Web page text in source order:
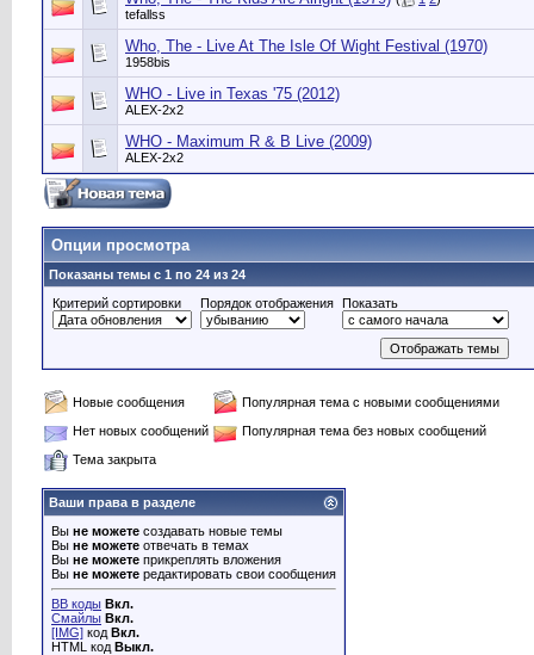
tefallss
Who, The - Live At The Isle Of Wight Festival (1970)
1958bis
WHO - Live in Texas '75 (2012)
ALEX-2x2
WHO - Maximum R & B Live (2009)
ALEX-2x2
Опции просмотра
Показаны темы с 1 по 24 из 24
Критерий сортировки
Порядок отображения Показать
Новые сообщения
Популярная тема с новыми сообщениями
Нет новых сообщений
Популярная тема без новых сообщений
Тема закрыта
Ваши права в разделе
Вы не можете создавать новые темы
Вы не можете отвечать в темах
Вы не можете прикреплять вложения
Вы не можете редактировать свои сообщения
BB коды Вкл.
Смайлы Вкл.
[IMG] код Вкл.
HTML код Выкл.